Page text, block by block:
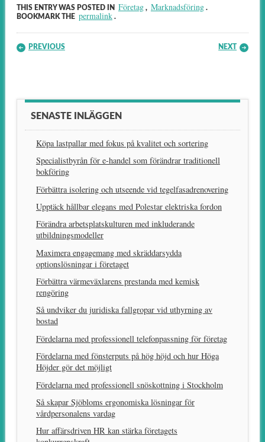
THIS ENTRY WAS POSTED IN Företag , Marknadsföring .
BOOKMARK THE permalink .
Post navigation
PREVIOUS NEXT
SENASTE INLÄGGEN
Köpa lastpallar med fokus på kvalitet och sortering
Specialistbyrån för e-handel som förändrar traditionell
bokföring
Förbättra isolering och utseende vid tegelfasadrenovering
Upptäck hållbar elegans med Polestar elektriska fordon
Förändra arbetsplatskulturen med inkluderande
utbildningsmodeller
Maximera engagemang med skräddarsydda
optionslösningar i företaget
Förbättra värmeväxlarens prestanda med kemisk
rengöring
Så undviker du juridiska fallgropar vid uthyrning av
bostad
Fördelarna med professionell telefonpassning för företag
Fördelarna med fönsterputs på hög höjd och hur Höga
Höjder gör det möjligt
Fördelarna med professionell snöskottning i Stockholm
Så skapar Sjöbloms ergonomiska lösningar för
vårdpersonalens vardag
Hur affärsdriven HR kan stärka företagets